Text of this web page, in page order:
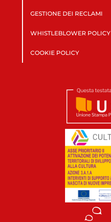
GESTIONE DEI RECLAMI
WHISTLEBLOWER POLICY
COOKIE POLICY